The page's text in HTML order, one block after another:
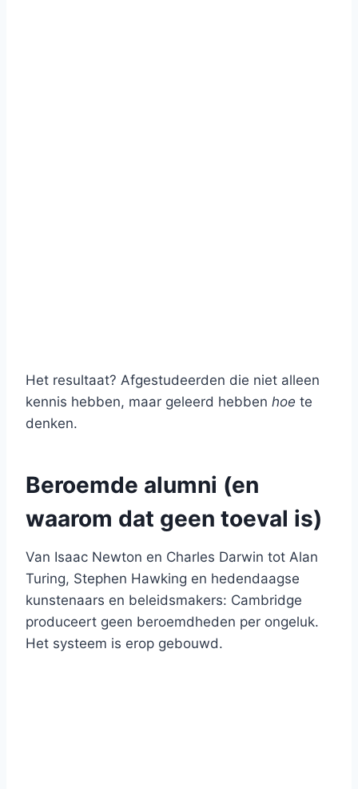
Het resultaat? Afgestudeerden die niet alleen
kennis hebben, maar geleerd hebben hoe te
denken.
Beroemde alumni (en
waarom dat geen toeval is)
Van Isaac Newton en Charles Darwin tot Alan
Turing, Stephen Hawking en hedendaagse
kunstenaars en beleidsmakers: Cambridge
produceert geen beroemdheden per ongeluk.
Het systeem is erop gebouwd.